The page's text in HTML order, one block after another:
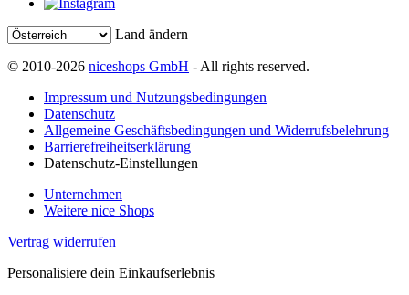
Land ändern
© 2010-2026 niceshops GmbH - All rights reserved.
Impressum und Nutzungsbedingungen
Datenschutz
Allgemeine Geschäftsbedingungen und Widerrufsbelehrung
Barrierefreiheitserklärung
Datenschutz-Einstellungen
Unternehmen
Weitere nice Shops
Vertrag widerrufen
Personalisiere dein Einkaufserlebnis